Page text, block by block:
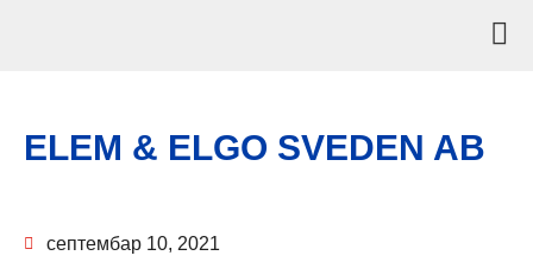
ELEM & ELGO SVEDEN AB
септембар 10, 2021